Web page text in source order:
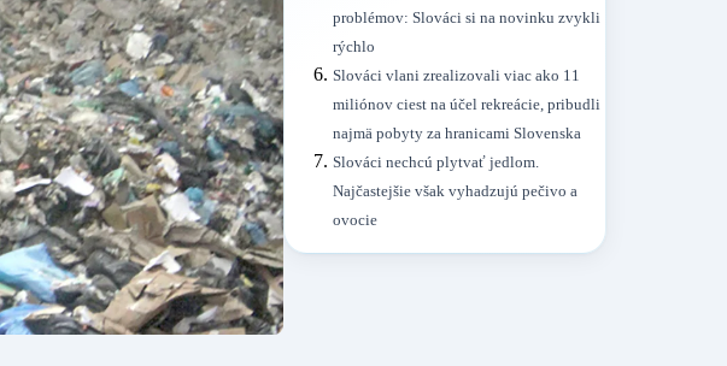
problémov: Slováci si na novinku zvykli
rýchlo
Slováci vlani zrealizovali viac ako 11
miliónov ciest na účel rekreácie, pribudli
najmä pobyty za hranicami Slovenska
Slováci nechcú plytvať jedlom.
Najčastejšie však vyhadzujú pečivo a
ovocie